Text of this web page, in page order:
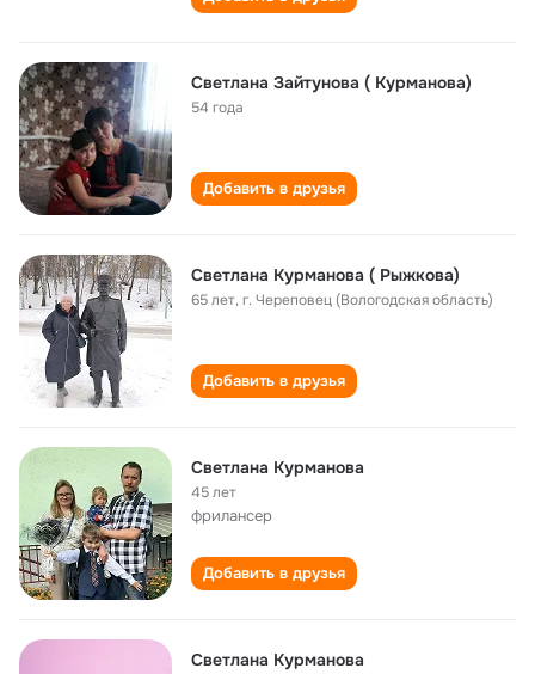
Светлана Зайтунова ( Курманова)
54 года
Добавить в друзья
Светлана Курманова ( Рыжкова)
65 лет,г. Череповец (Вологодская область)
Добавить в друзья
Светлана Курманова
45 лет
фрилансер
Добавить в друзья
Светлана Курманова